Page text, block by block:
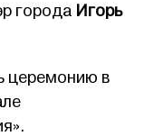
города Игорь
церемонию в